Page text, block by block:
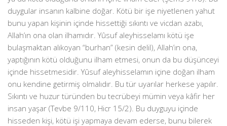
duygular insanın kalbine doğar. Kötü bir işe niyetlenen yahut
bunu yapan kişinin içinde hissettiği sıkıntı ve vicdan azabı,
Allah’ın ona olan ilhamıdır. Yûsuf aleyhisselamı kötü işe
bulaşmaktan alıkoyan “burhan” (kesin delil), Allah’ın ona,
yaptığının kötü olduğunu ilham etmesi, onun da bu düşünceyi
içinde hissetmesidir. Yûsuf aleyhisselamın içine doğan ilham
onu kendine getirmiş olmalıdır. Bu tür uyarılar herkese yapılır.
Sıkıntı ve huzur türünden bu tecrübeyi mümin veya kâfir her
insan yaşar (Tevbe 9/110, Hicr 15/2). Bu duyguyu içinde
hisseden kişi, kötü işi yapmaya devam ederse, bunu bilerek